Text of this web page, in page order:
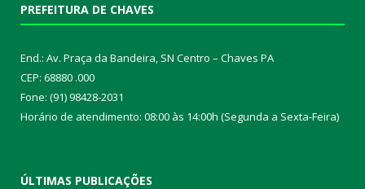
PREFEITURA DE CHAVES
End.: Av. Praça da Bandeira, SN Centro – Chaves PA
CEP: 68880 .000
Fone: (91) 98428-2031
Horário de atendimento: 08:00 às 14:00h (Segunda a Sexta-Feira)
ÚLTIMAS PUBLICAÇÕES